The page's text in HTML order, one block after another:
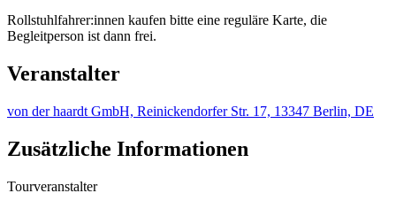
Rollstuhlfahrer:innen kaufen bitte eine reguläre Karte, die
Begleitperson ist dann frei.
Veranstalter
von der haardt GmbH, Reinickendorfer Str. 17, 13347 Berlin, DE
Zusätzliche Informationen
Tourveranstalter